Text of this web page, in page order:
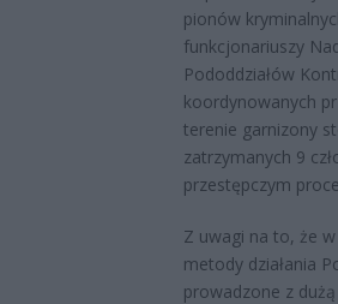
pionów
funkcjonariuszy
Pododdziałów
koordynowanych
terenie garnizony
zatrzymanych 9
przestępczym
Z uwagi na to, że
metody działania
prowadzone z